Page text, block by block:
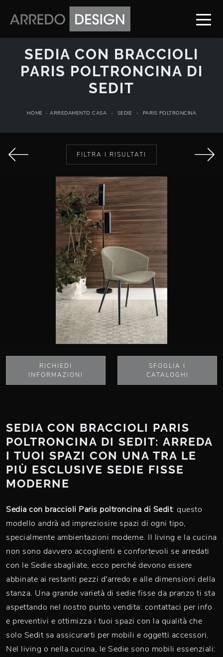
SEDIA CON BRACCIOLI
PARIS POLTRONCINA DI
SEDIT
HOME - ARREDAMENTO CASA - SEDIE - PARIS POLTRONCINA
FILTRA I RISULTATI
RICHIEDI
INFORMAZIONI
SFOGLIA I
CATALOGHI
SEDIA CON BRACCIOLI PARIS
POLTRONCINA DI SEDIT: ARREDA
I TUOI SPAZI CON UNA TRA LE
PIÙ ESCLUSIVE SEDIE FISSE
MODERNE
Sedia con braccioli Paris poltroncina di Sedit: questo
modello andrà ad impreziosire spazi di ogni tipo,
specialmente ambientazioni moderne. Il living e la cucina
non sono davvero accoglienti e confortevoli se arredati
con le Sedie sbagliate, ecco perché devono essere
abbinate ai restanti pezzi d'arredo e alle dimensioni della
stanza. Una grande varietà di sedie fisse da pranzo ti sta
aspettando nel nostro punto vendita: contattaci per info
e preventivi e ottimizza i tuoi spazi con la qualità che
solo Sedit sa assicurarti per mobili e oggetti accessori.
Nel living o nella cucina, le Sedie sono mobili essenziali: